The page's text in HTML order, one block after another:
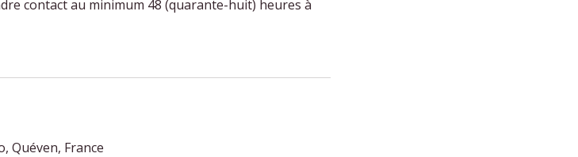
contact au minimum 48 (quarante-huit) heures à
Quéven, France